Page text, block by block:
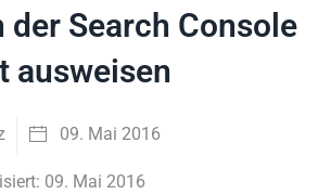
der Search Console
ausweisen
09. Mai 2016
09. Mai 2016